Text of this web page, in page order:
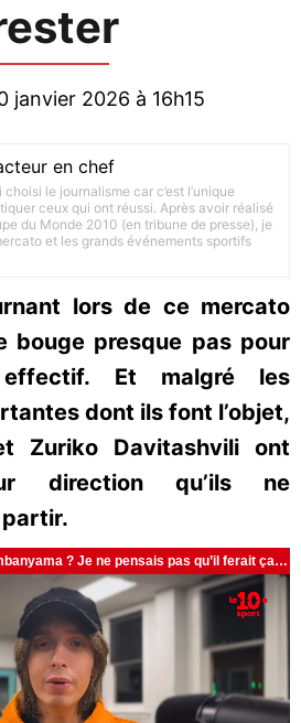
janvier 2026 à 16h15
en chef
le journalisme car c’est l’unique
ceux qui ont réussi. Après avoir réalisé
du Monde 2010 (en tribune de presse), je
et les grands événements sportifs
lors de ce mercato
bouge presque pas pour
Et malgré les
dont ils font l’objet,
Zuriko Davitashvili ont
direction qu’ils ne